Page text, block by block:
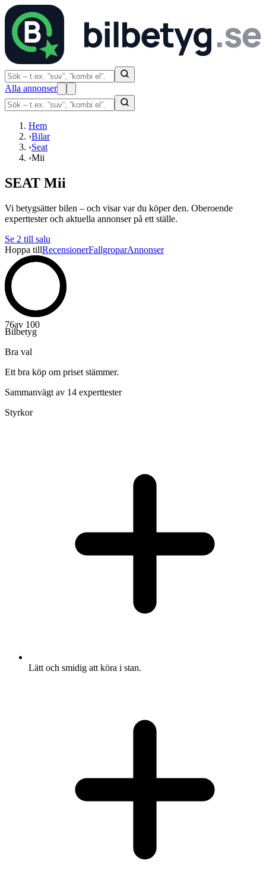
Alla annonser
Hem
›Bilar
›Seat
›Mii
SEAT Mii
Vi betygsätter bilen – och visar var du köper den. Oberoende
experttester och aktuella annonser på ett ställe.
Se 2 till salu
Hoppa tillRecensionerFallgroparAnnonser
76av 100
Bilbetyg
Bra val
Ett bra köp om priset stämmer.
Sammanvägt av 14 experttester
Styrkor
Lätt och smidig att köra i stan.